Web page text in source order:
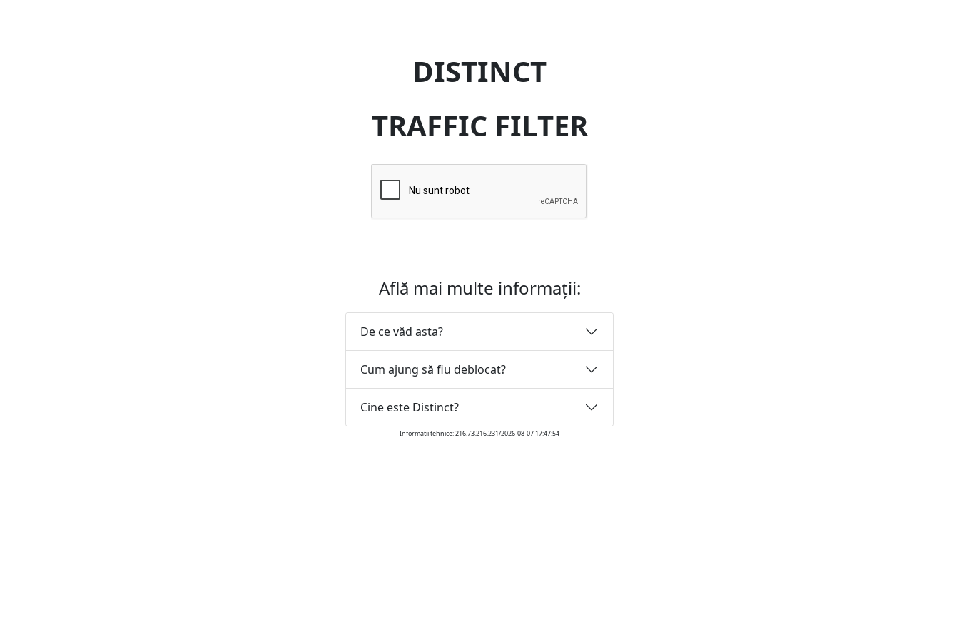
DISTINCT
TRAFFIC FILTER
Află mai multe informații:
De ce văd asta?
Cum ajung să fiu deblocat?
Cine este Distinct?
Informatii tehnice: 216.73.216.231/2026-08-07 17:47:54